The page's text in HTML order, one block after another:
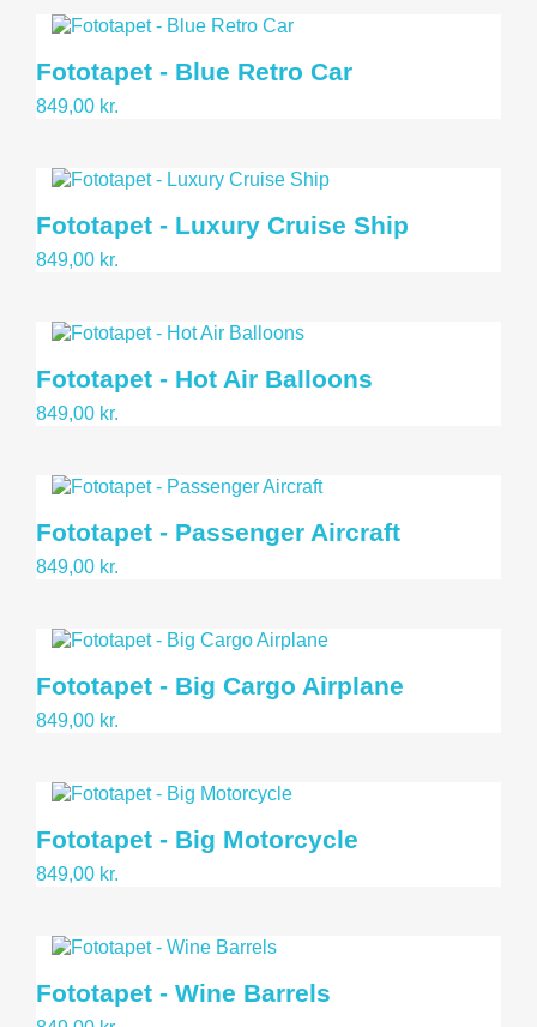
Fototapet - Blue Retro Car
849,00 kr.
Fototapet - Luxury Cruise Ship
849,00 kr.
Fototapet - Hot Air Balloons
849,00 kr.
Fototapet - Passenger Aircraft
849,00 kr.
Fototapet - Big Cargo Airplane
849,00 kr.
Fototapet - Big Motorcycle
849,00 kr.
Fototapet - Wine Barrels